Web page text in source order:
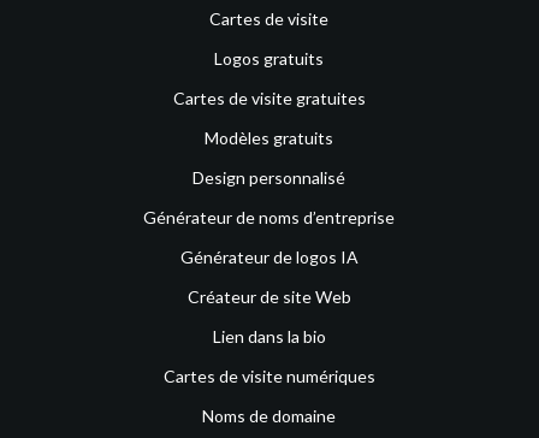
Cartes de visite
Logos gratuits
Cartes de visite gratuites
Modèles gratuits
Design personnalisé
Générateur de noms d’entreprise
Générateur de logos IA
Créateur de site Web
Lien dans la bio
Cartes de visite numériques
Noms de domaine